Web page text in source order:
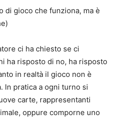
di gioco che funziona, ma è
ci ha chiesto se ci
ha risposto di no, ha risposto
in realtà il gioco non è
In pratica a ogni turno si
carte, rappresentanti
oppure comporne uno